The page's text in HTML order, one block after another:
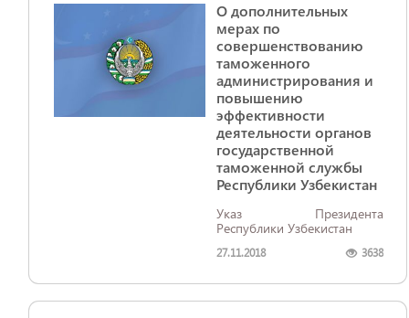
О дополнительных
мерах по
совершенствованию
таможенного
администрирования и
повышению
эффективности
деятельности органов
государственной
таможенной службы
Республики Узбекистан
Указ Президента
Республики Узбекистан
27.11.2018 3638